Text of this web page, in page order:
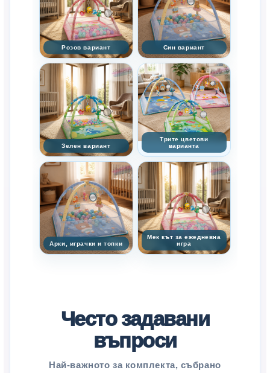
Розов вариант Син вариант
Зелен вариант
Трите цветови
варианта
Арки, играчки и топки
Мек кът за ежедневна
игра
Често задавани
въпроси
Най-важното за комплекта, събрано